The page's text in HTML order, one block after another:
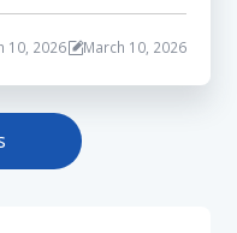
10, 2026 March 10, 2026